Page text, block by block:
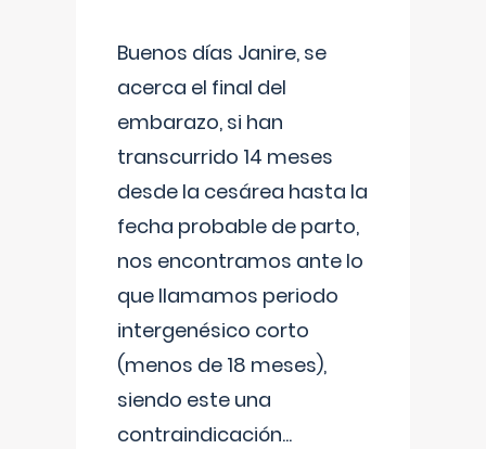
Buenos días Janire, se
acerca el final del
embarazo, si han
transcurrido 14 meses
desde la cesárea hasta la
fecha probable de parto,
nos encontramos ante lo
que llamamos periodo
intergenésico corto
(menos de 18 meses),
siendo este una
contraindicación...